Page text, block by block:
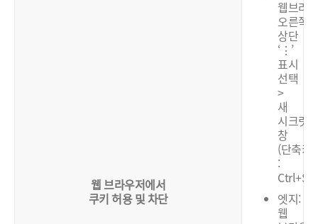
웹 브라우저에서
쿠키 허용 및 차단
웹브라
오른쪽
상단
‘⋮’
표시
선택
>
새
시크릿
창
(단축키
:
엣지:
웹